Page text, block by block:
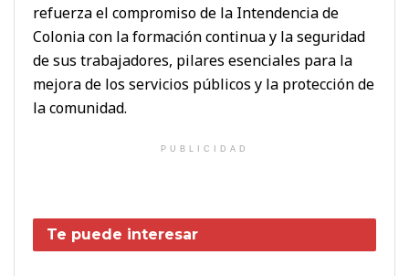
refuerza el compromiso de la Intendencia de
Colonia con la formación continua y la seguridad
de sus trabajadores, pilares esenciales para la
mejora de los servicios públicos y la protección de
la comunidad.
PUBLICIDAD
Te puede interesar